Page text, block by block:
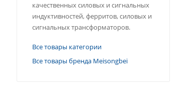
качественных силовых и сигнальных
индуктивностей, ферритов, силовых и
сигнальных трансформаторов.
Все товары категории
Все товары бренда Meisongbei